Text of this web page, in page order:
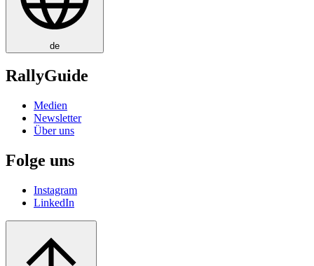
de
RallyGuide
Medien
Newsletter
Über uns
Folge uns
Instagram
LinkedIn